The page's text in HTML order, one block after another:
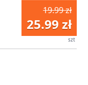
19.99 zł
25.99 zł
szt